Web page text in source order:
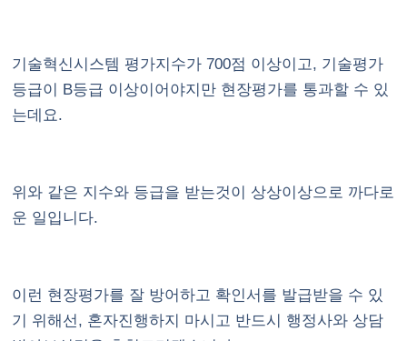
기술혁신시스템 평가지수가 700점 이상이고, 기술평가
등급이 B등급 이상이어야지만 현장평가를 통과할 수 있
는데요.
위와 같은 지수와 등급을 받는것이 상상이상으로 까다로
운 일입니다.
이런 현장평가를 잘 방어하고 확인서를 발급받을 수 있
기 위해선, 혼자진행하지 마시고 반드시 행정사와 상담